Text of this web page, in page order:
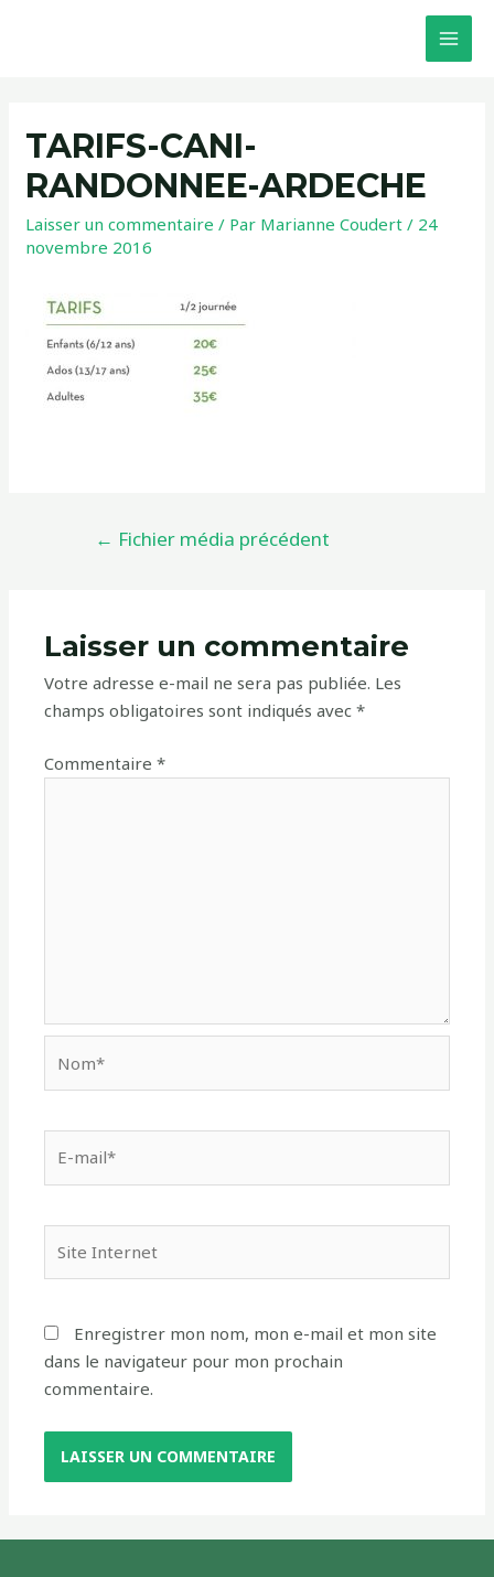
TARIFS-CANI-
RANDONNEE-ARDECHE
Laisser un commentaire / Par Marianne Coudert/ 24
novembre 2016
← Fichier média précédent
Laisser un commentaire
Votre adresse e-mail ne sera pas publiée. Les
champs obligatoires sont indiqués avec*
Commentaire*
Enregistrer mon nom, mon e-mail et mon site
dans le navigateur pour mon prochain
commentaire.